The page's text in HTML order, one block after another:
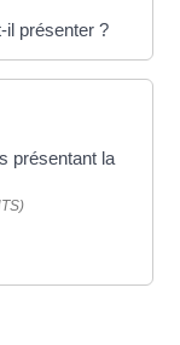
il présenter ?
présentant la